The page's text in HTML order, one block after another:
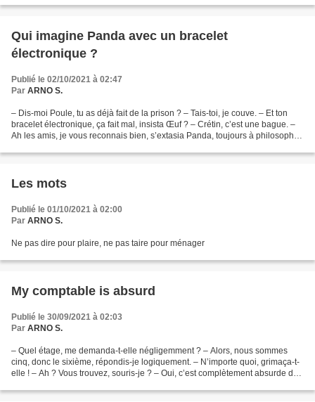
Qui imagine Panda avec un bracelet
électronique ?
Publié le 02/10/2021 à 02:47
Par ARNO S.
– Dis-moi Poule, tu as déjà fait de la prison ? – Tais-toi, je couve. – Et ton
bracelet électronique, ça fait mal, insista Œuf ? – Crétin, c’est une bague. –
Ah les amis, je vous reconnais bien, s’extasia Panda, toujours à philosopher.
Les mots
Publié le 01/10/2021 à 02:00
Par ARNO S.
Ne pas dire pour plaire, ne pas taire pour ménager
My comptable is absurd
Publié le 30/09/2021 à 02:03
Par ARNO S.
– Quel étage, me demanda-t-elle négligemment ? – Alors, nous sommes
cinq, donc le sixième, répondis-je logiquement. – N’importe quoi, grimaça-t-
elle ! – Ah ? Vous trouvez, souris-je ? – Oui, c’est complètement absurde de